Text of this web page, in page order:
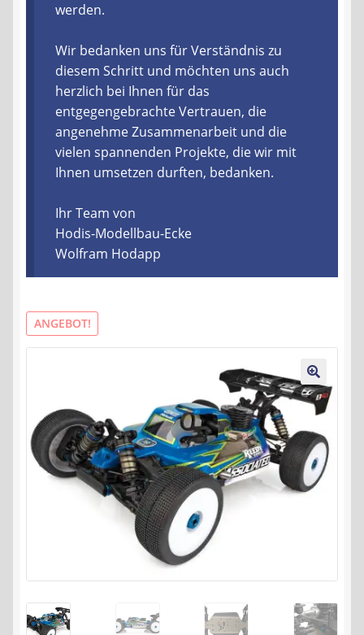
Lieferzeit & Verfügbarkeit
Gutschein
Batterien- und Akku Verordnung
Elektro- und Elektronikgeräte Verordnung
Vereine & Foren
Kontakt
AGB
Datenschutzerklärung
Impressum
werden.
Wir bedanken uns für Verständnis zu
diesem Schritt und möchten uns auch
herzlich bei Ihnen für das
entgegengebrachte Vertrauen, die
angenehme Zusammenarbeit und die
vielen spannenden Projekte, die wir mit
Ihnen umsetzen durften, bedanken.
Ihr Team von
Hodis-Modellbau-Ecke
Wolfram Hodapp
ANGEBOT!
🔍